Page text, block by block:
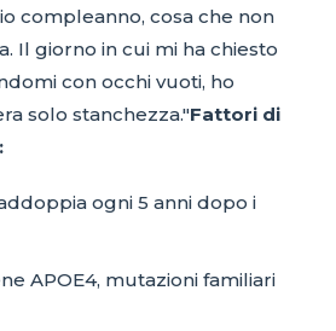
compleanno, cosa che non
Il giorno in cui mi ha chiesto
con occhi vuoti, ho
solo stanchezza."Fattori di
ogni 5 anni dopo i
APOE4, mutazioni familiari